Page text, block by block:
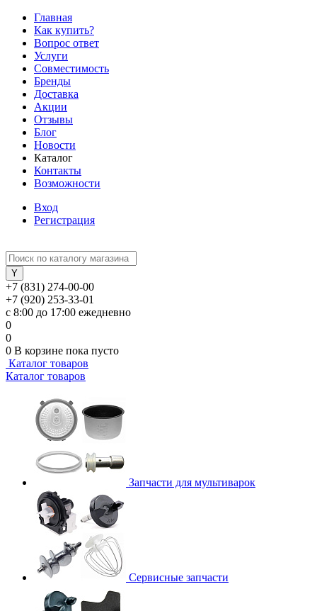
Главная
Как купить?
Вопрос ответ
Услуги
Совместимость
Бренды
Доставка
Акции
Отзывы
Блог
Новости
Каталог
Контакты
Возможности
Вход
Регистрация
+7 (831) 274-00-00
+7 (920) 253-33-01
с 8:00 до 17:00 ежедневно
0
0
0 В корзине пока пусто
Каталог товаров
Каталог товаров
Запчасти для мультиварок
Сервисные запчасти